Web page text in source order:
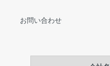
お問い合わせ